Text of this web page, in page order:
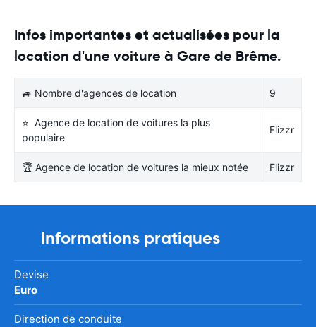
Infos importantes et actualisées pour la
location d'une voiture à Gare de Brême.
🚙 Nombre d'agences de location 9
⭐ Agence de location de voitures la plus
populaire
Flizzr
🏆 Agence de location de voitures la mieux notée Flizzr
Informations pratiques
Devise
Euro
Direction de conduite